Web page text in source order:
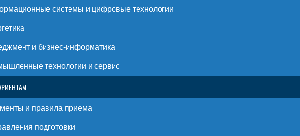
системы и цифровые технологии
и бизнес-информатика
технологии и сервис
и правила приема
подготовки